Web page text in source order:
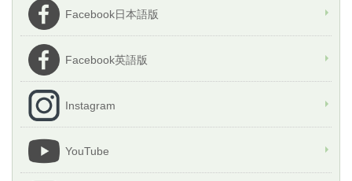
Facebook日本語版
Facebook英語版
Instagram
YouTube